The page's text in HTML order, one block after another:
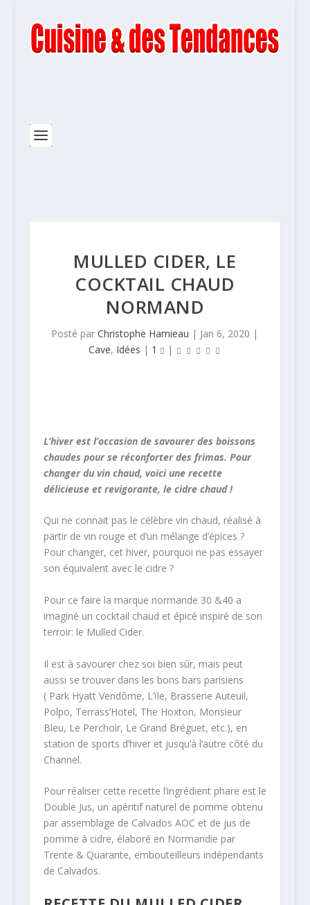
MULLED CIDER, LE
COCKTAIL CHAUD
NORMAND
Posté parChristophe Hamieau | Jan 6, 2020 |
Cave, Idées | 1 |
L’hiver est l’occasion de savourer des boissons
chaudes pour se réconforter des frimas. Pour
changer du vin chaud, voici une recette
délicieuse et revigorante, le cidre chaud !
Qui ne connait pas le célèbre vin chaud, réalisé à
partir de vin rouge et d’un mélange d’épices ?
Pour changer, cet hiver, pourquoi ne pas essayer
son équivalent avec le cidre ?
Pour ce faire la marque normande 30 &40 a
imaginé un cocktail chaud et épicé inspiré de son
terroir: le Mulled Cider.
Il est à savourer chez soi bien sûr, mais peut
aussi se trouver dans les bons bars parisiens
( Park Hyatt Vendôme, L’ïle, Brasserie Auteuil,
Polpo, Terrass’Hotel, The Hoxton, Monsieur
Bleu, Le Perchoir, Le Grand Bréguet, etc.), en
station de sports d’hiver et jusqu’à l’autre côté du
Channel.
Pour réaliser cette recette l’ingrédient phare est le
Double Jus, un apéritif naturel de pomme obtenu
par assemblage de Calvados AOC et de jus de
pomme à cidre, élaboré en Normandie par
Trente & Quarante, embouteilleurs indépendants
de Calvados.